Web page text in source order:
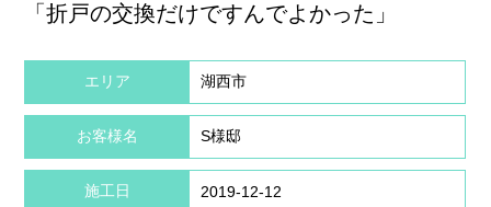
「折戸の交換だけですんでよかった」
エリア 湖西市
お客様名 S様邸
施工日 2019-12-12